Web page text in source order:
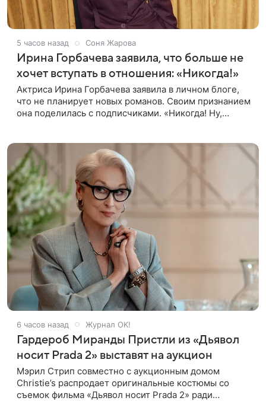
5 часов назад Соня Жарова
Ирина Горбачева заявила, что больше не
хочет вступать в отношения: «Никогда!»
Актриса Ирина Горбачева заявила в личном блоге,
что не планирует новых романов. Своим признанием
она поделилась с подписчиками. «Никогда! Ну,
6 часов назад Журнал OK!
Гардероб Миранды Пристли из «Дьявол
носит Prada 2» выставят на аукцион
Мэрил Стрип совместно с аукционным домом
Christie’s распродает оригинальные костюмы со
съемок фильма «Дьявол носит Prada 2» ради